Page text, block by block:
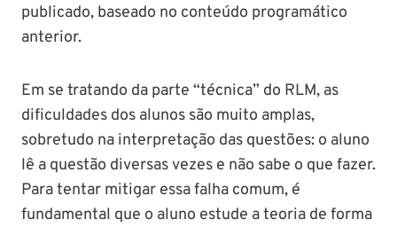
publicado, baseado no conteúdo programático
anterior.
Em se tratando da parte “técnica” do RLM, as
dificuldades dos alunos são muito amplas,
sobretudo na interpretação das questões: o aluno
lê a questão diversas vezes e não sabe o que fazer.
Para tentar mitigar essa falha comum, é
fundamental que o aluno estude a teoria de forma